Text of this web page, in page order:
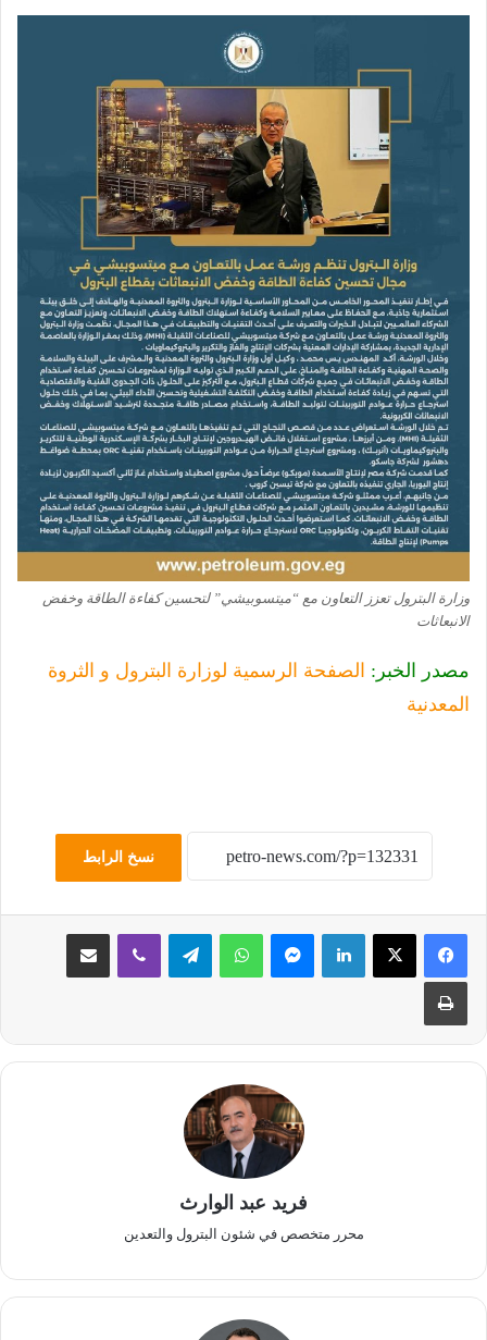
وزارة البترول تعزز التعاون مع “ميتسوبيشي” لتحسين كفاءة الطاقة وخفض
الانبعاثات
مصدر الخبر: الصفحة الرسمية لوزارة البترول و الثروة
المعدنية
نسخ الرابط
لينكدإن ماسنجر واتساب تيلقرام ڤايبر مشاركة عبر البريد
طباعة
فريد عبد الوارث
محرر متخصص في شئون البترول والتعدين